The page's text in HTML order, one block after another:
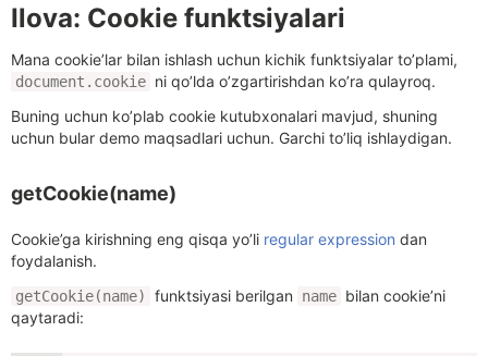
Ilova: Cookie funktsiyalari
Mana cookie’lar bilan ishlash uchun kichik funktsiyalar to’plami,
document.cookie ni qo’lda o’zgartirishdan ko’ra qulayroq.
Buning uchun ko’plab cookie kutubxonalari mavjud, shuning
uchun bular demo maqsadlari uchun. Garchi to’liq ishlaydigan.
getCookie(name)
Cookie’ga kirishning eng qisqa yo’li regular expression dan
foydalanish.
getCookie(name) funktsiyasi berilgan name bilan cookie’ni
qaytaradi: